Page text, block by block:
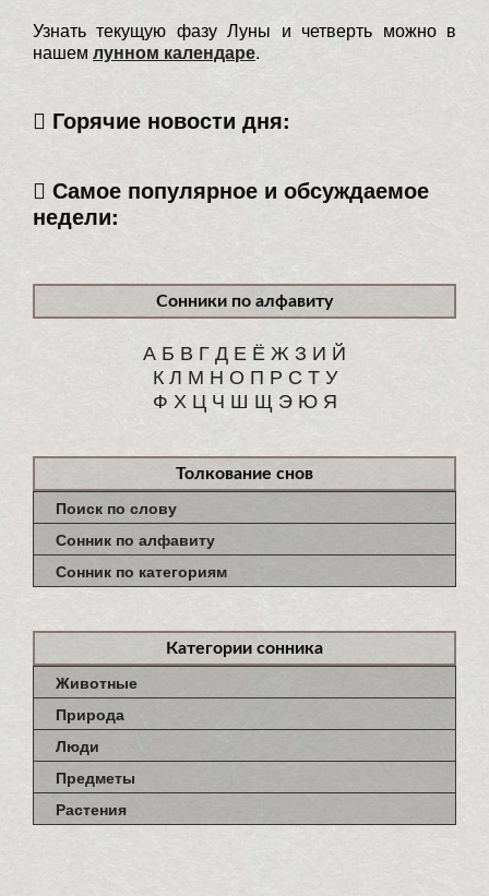
Узнать текущую фазу Луны и четверть можно в
нашем лунном календаре.
Горячие новости дня:
Самое популярное и обсуждаемое
недели:
Сонники по алфавиту
А Б В ГД Е Ё Ж З И Й
К Л М Н О П Р С Т У
Ф Х Ц Ч Ш Щ Э Ю Я
Толкование снов
Поиск по слову
Сонник по алфавиту
Сонник по категориям
Категории сонника
Животные
Природа
Люди
Предметы
Растения